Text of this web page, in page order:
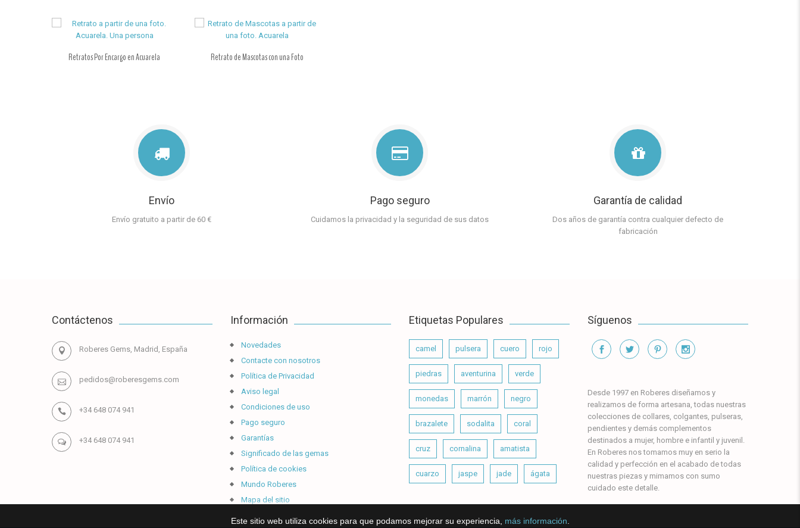
Retratos Por Encargo en Acuarela Retrato de Mascotas con una Foto
Envío
Envío gratuito a partir de 60 €
Pago seguro
Cuidamos la privacidad y la seguridad de sus datos
Garantía de calidad
Dos años de garantía contra cualquier defecto de
fabricación
Contáctenos
Roberes Gems, Madrid, España
pedidos@roberesgems.com
+34 648 074 941
+34 648 074 941
Síguenos
Desde 1997 en Roberes diseñamos y
realizamos de forma artesana, todas nuestras
colecciones de collares, colgantes, pulseras,
pendientes y demás complementos
destinados a mujer, hombre e infantil y juvenil.
En Roberes nos tomamos muy en serio la
calidad y perfección en el acabado de todas
nuestras piezas y mimamos con sumo
cuidado este detalle.
Información
Novedades
Contacte con nosotros
Política de Privacidad
Aviso legal
Condiciones de uso
Pago seguro
Garantías
Significado de las gemas
Política de cookies
Mundo Roberes
Mapa del sitio
Etiquetas Populares
camel pulsera cuero rojo
piedras aventurina verde
monedas marrón negro
brazalete sodalita coral
cruz cornalina amatista
cuarzo jaspe jade ágata
Este sitio web utiliza cookies para que podamos mejorar su experiencia, más información